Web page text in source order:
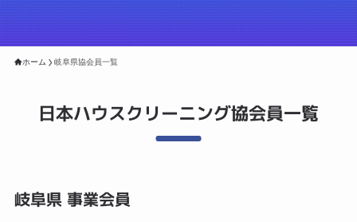
ホーム 岐阜県協会員一覧
日本ハウスクリーニング協会員一覧
岐阜県 事業会員